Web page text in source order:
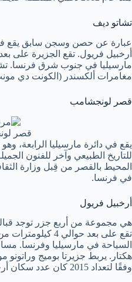
تشاتو ديف
عبارة عن حصن وسجن سابق يقع
مارسيليا في جنوب شرق فرنسا.
مغامرات ألكسندر (الكونت دي
قصر لونجشامب
قصر
يقع في دائرة مارسيليا
للتاريخ الطبيعي وآخر للفنون
المحيط بالقصر من قِبل وزارة
في فرنسا.
أرخبيل فريول
هي مجموعة من أربع جزر توجد
تقع على بعد حوالي
هكتار. يربط جزيرتا بوميج وراتونو مول
وفقًا لتعداد 2015 كان عدد سكان أرخبيل فريول 146.